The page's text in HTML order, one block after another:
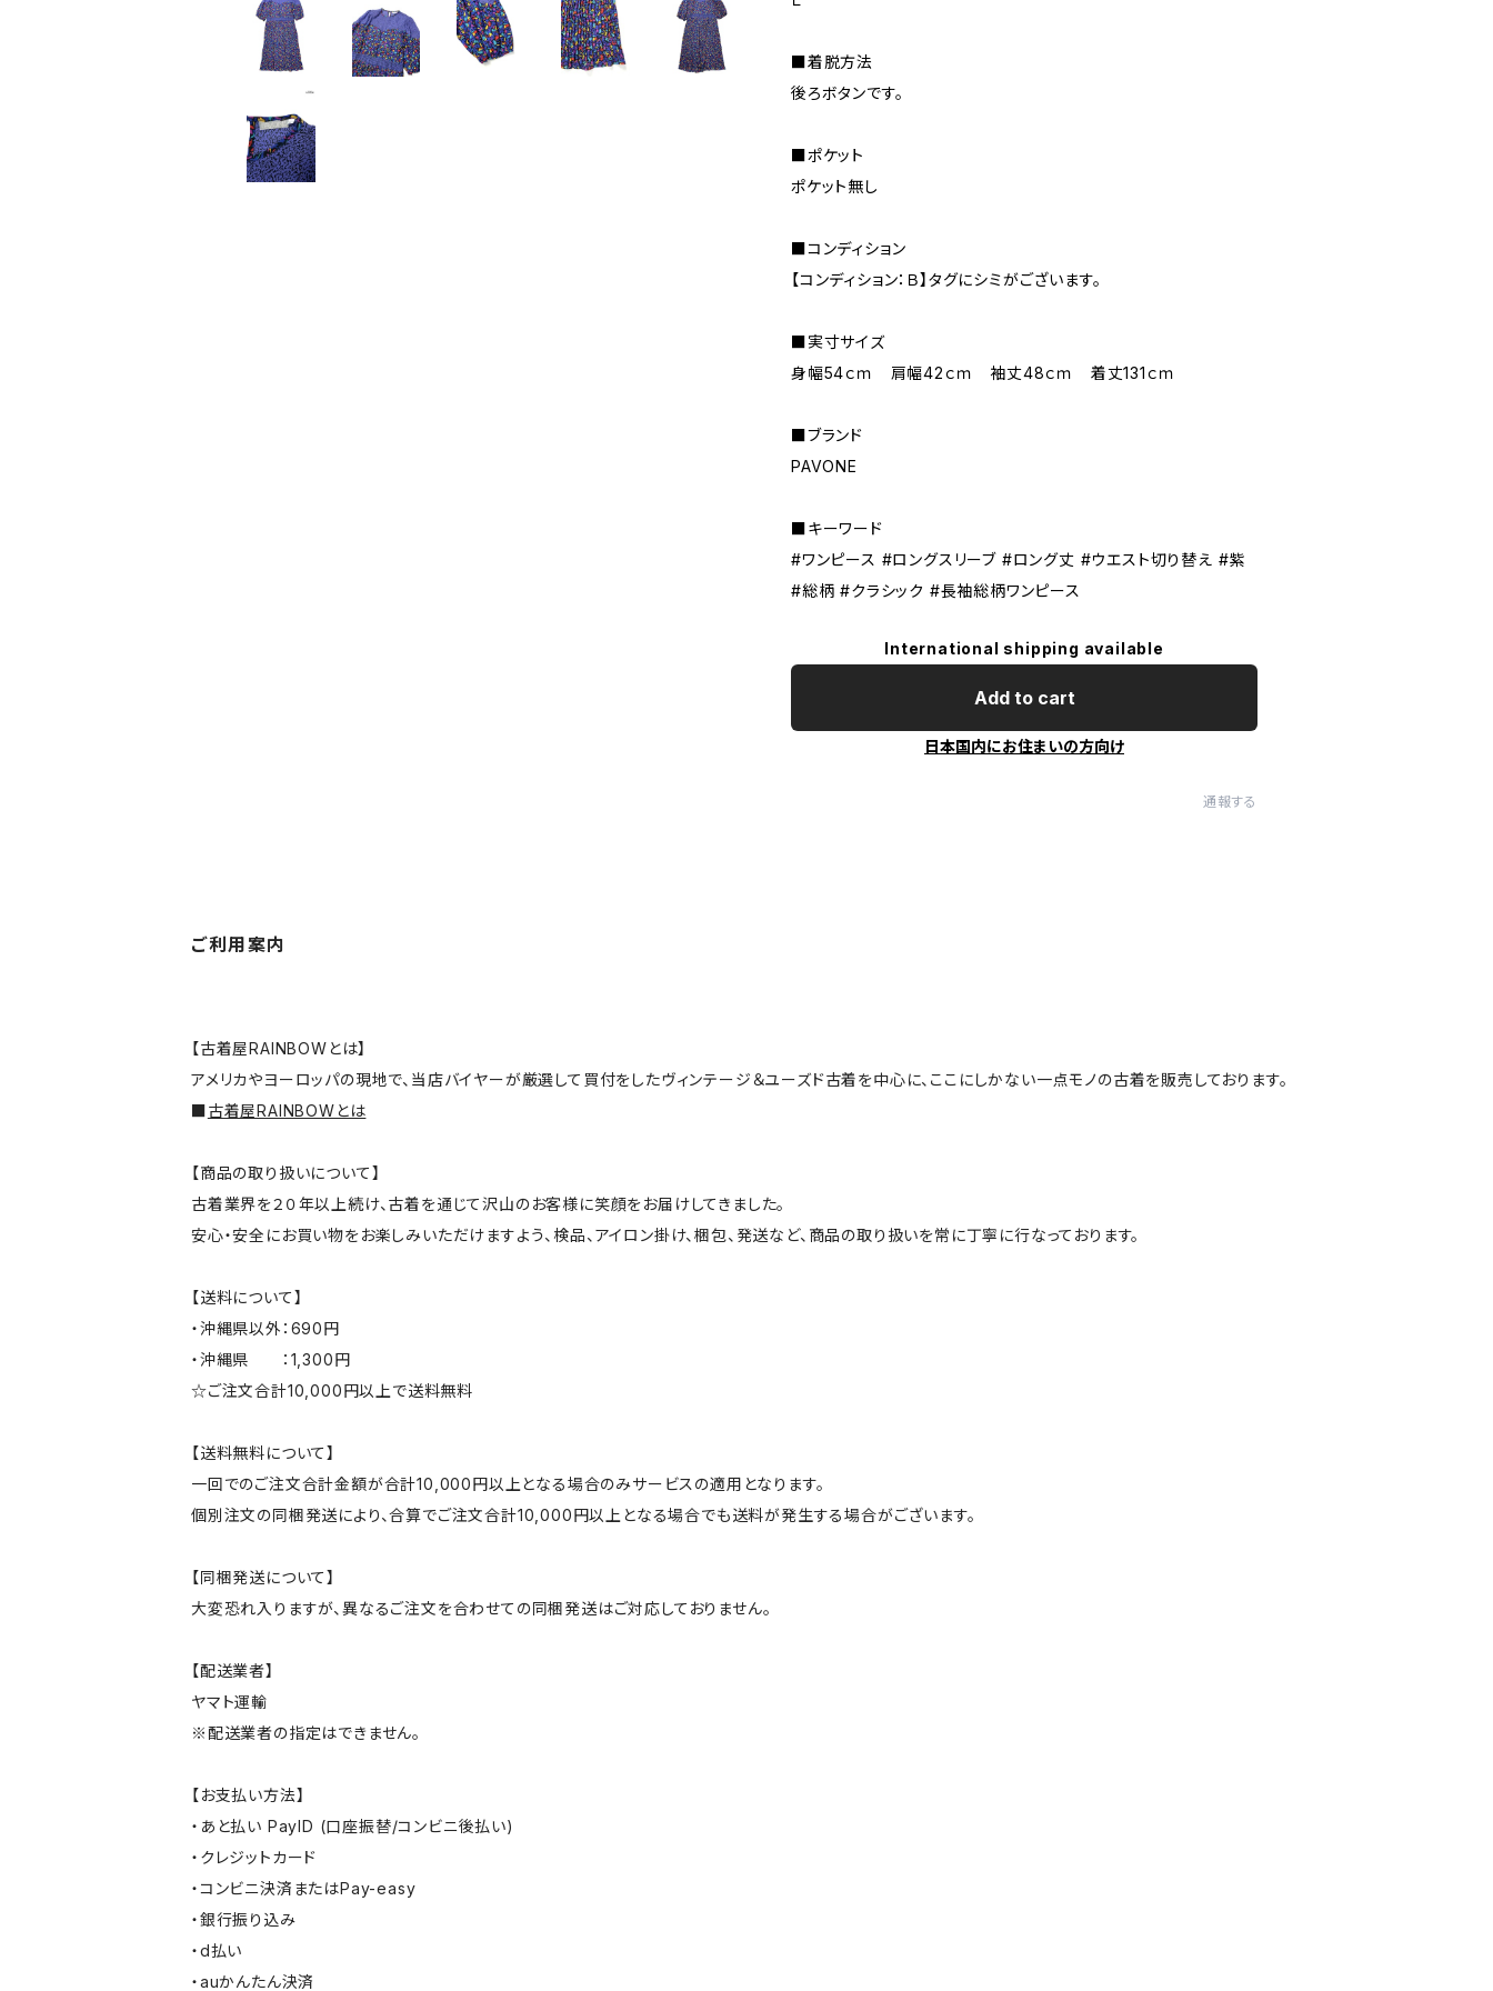
■着脱方法
後ろボタンです。
■ポケット
ポケット無し
■コンディション
【コンディション：Ｂ】タグにシミがございます。
■実寸サイズ
身幅54ｃｍ 肩幅42ｃｍ 袖丈48ｃｍ 着丈131ｃｍ
■ブランド
PAVONE
■キーワード
#ワンピース #ロングスリーブ #ロング丈 #ウエスト切り替え #紫
#総柄 #クラシック #長袖総柄ワンピース
International shipping available
Add to cart
日本国内にお住まいの方向け
通報する
ご利用案内
【古着屋RAINBOWとは】
アメリカやヨーロッパの現地で、当店バイヤーが厳選して買付をしたヴィンテージ＆ユーズド古着を中心に、ここにしかない一点モノの古着を販売しております。
■古着屋RAINBOWとは
【商品の取り扱いについて】
古着業界を２０年以上続け、古着を通じて沢山のお客様に笑顔をお届けしてきました。
安心・安全にお買い物をお楽しみいただけますよう、検品、アイロン掛け、梱包、発送など、商品の取り扱いを常に丁寧に行なっております。
【送料について】
・沖縄県以外：690円
・沖縄県 ：1,300円
☆ご注文合計10,000円以上で送料無料
【送料無料について】
一回でのご注文合計金額が合計10,000円以上となる場合のみサービスの適用となります。
個別注文の同梱発送により、合算でご注文合計10,000円以上となる場合でも送料が発生する場合がございます。
【同梱発送について】
大変恐れ入りますが、異なるご注文を合わせての同梱発送はご対応しておりません。
【配送業者】
ヤマト運輸
※配送業者の指定はできません。
【お支払い方法】
・あと払い PayID (口座振替/コンビニ後払い)
・クレジットカード
・コンビニ決済またはPay-easy
・銀行振り込み
・d払い
・auかんたん決済